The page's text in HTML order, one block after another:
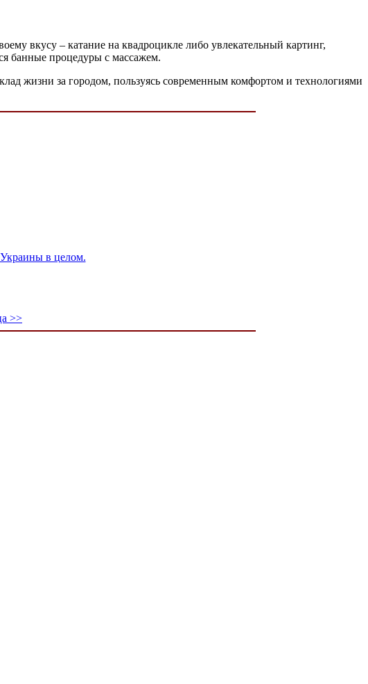
вкусу – катание на квадроцикле либо увлекательный картинг,
банные процедуры с массажем.
жизни за городом, пользуясь современным комфортом и технологиями
в целом.
>>